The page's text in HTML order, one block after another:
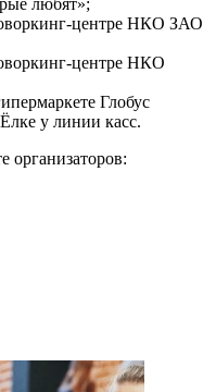
любят»;
центре НКО ЗАО
центре НКО
Глобус
у линии касс.
организаторов: